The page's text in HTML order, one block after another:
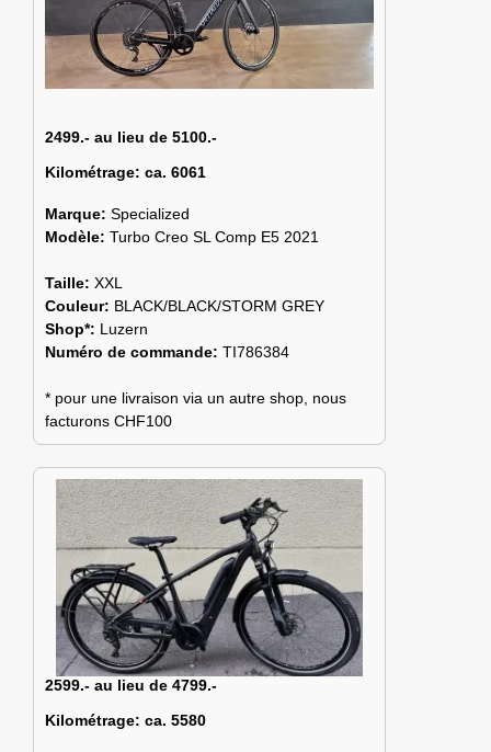
2499.- au lieu de 5100.-
Kilométrage: ca. 6061
Marque: Specialized
Modèle: Turbo Creo SL Comp E5 2021
Taille: XXL
Couleur: BLACK/BLACK/STORM GREY
Shop*: Luzern
Numéro de commande: TI786384
* pour une livraison via un autre shop, nous
facturons CHF100
2599.- au lieu de 4799.-
Kilométrage: ca. 5580